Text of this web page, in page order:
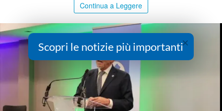
Continua a Leggere
×
Scopri le notizie più importanti